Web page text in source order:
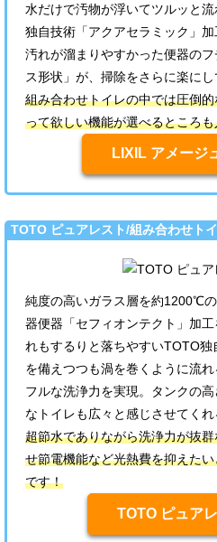
水だけで汚物が浮いてツルッと
独自技術「アクアセラミック」
汚れが溜まりやすかった便器の
ス形状」が、掃除をさらに楽にし
組み合わせトイレの中では圧倒
って欲しい機能が選べるところ
LIXIL アメージ
TOTO ピュアレスト/組み合わせト
純度の高いガラス層を約1200℃
器便器「セフィオンテクト」加
れもするりと落ちやすいTOTO
を備えつつも渦を巻くように流
フルな洗浄力を実現。タンクの
なトイレも広々と感じさせてくれ
超節水でありながら洗浄力が抜
せ節電機能など光熱費を抑えた
です！
TOTO ピュア